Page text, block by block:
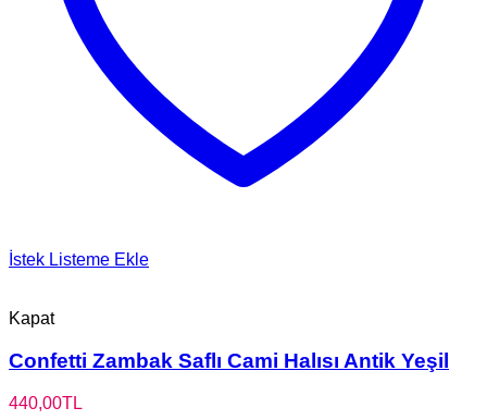
İstek Listeme Ekle
Kapat
Confetti Zambak Saflı Cami Halısı Antik Yeşil
440,00TL